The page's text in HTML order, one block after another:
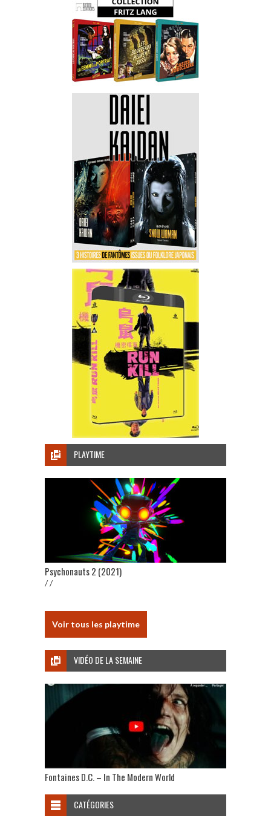
PLAYTIME
Psychonauts 2 (2021)
/ /
Voir tous les playtime
VIDÉO DE LA SEMAINE
Fontaines D.C. – In The Modern World
CATÉGORIES